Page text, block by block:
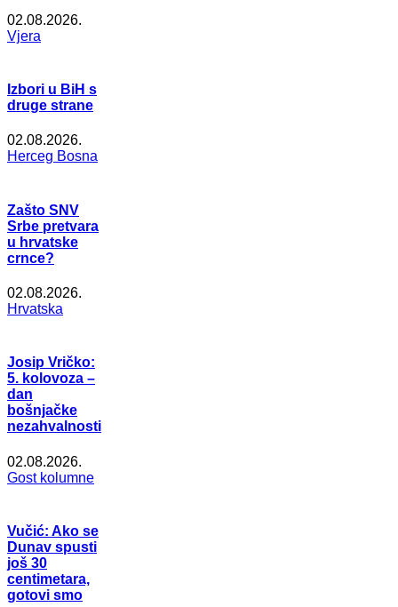
02.08.2026.
Vjera
Izbori u BiH s
druge strane
02.08.2026.
Herceg Bosna
Zašto SNV
Srbe pretvara
u hrvatske
crnce?
02.08.2026.
Hrvatska
Josip Vričko:
5. kolovoza –
dan
bošnjačke
nezahvalnosti
02.08.2026.
Gost kolumne
Vučić: Ako se
Dunav spusti
još 30
centimetara,
gotovi smo